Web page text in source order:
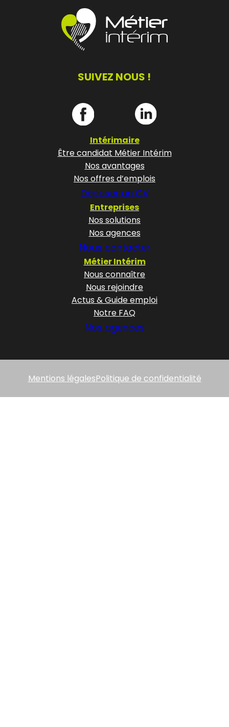
SUIVEZ NOUS !
Intérimaire
Être candidat Métier Intérim
Nos avantages
Nos offres d’emplois
Déposer un CV
Entreprises
Nos solutions
Nos agences
Nous contacter
Métier Intérim
Nous connaître
Nous rejoindre
Actus & Guide emploi
Notre FAQ
Nos agences
Mentions légalesPolitique de confidentialité